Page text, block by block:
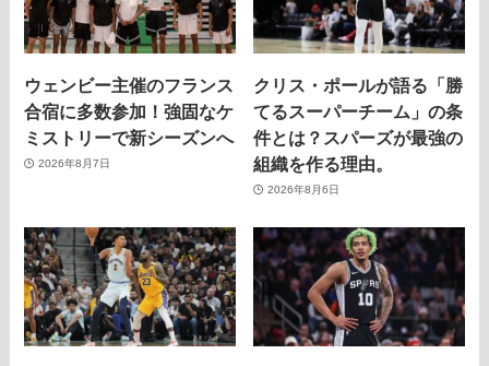
ウェンビー主催のフランス
合宿に多数参加！強固なケ
ミストリーで新シーズンへ
2026年8月7日
クリス・ポールが語る「勝
てるスーパーチーム」の条
件とは？スパーズが最強の
組織を作る理由。
2026年8月6日